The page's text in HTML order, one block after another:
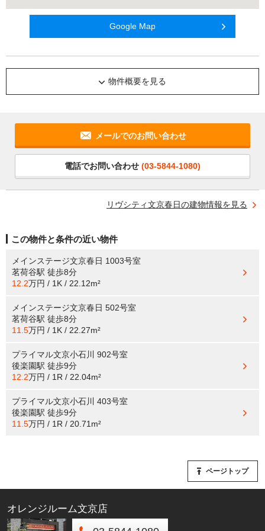
Google Map
物件概要を見る
メールでのお問い合わせ
電話でお問い合わせ (03-5844-1080)
リヴシティ文京春日の建物情報を見る
この物件と条件の近い物件
メインステージ文京春日 1003号室
茗荷谷駅 徒歩8分
12.2万円 / 1K / 22.12m²
メインステージ文京春日 502号室
茗荷谷駅 徒歩8分
11.5万円 / 1K / 22.27m²
プライマル文京小石川 902号室
後楽園駅 徒歩9分
12.2万円 / 1R / 22.04m²
プライマル文京小石川 403号室
後楽園駅 徒歩9分
11.5万円 / 1R / 20.71m²
ページトップ
オレンジルーム文京店